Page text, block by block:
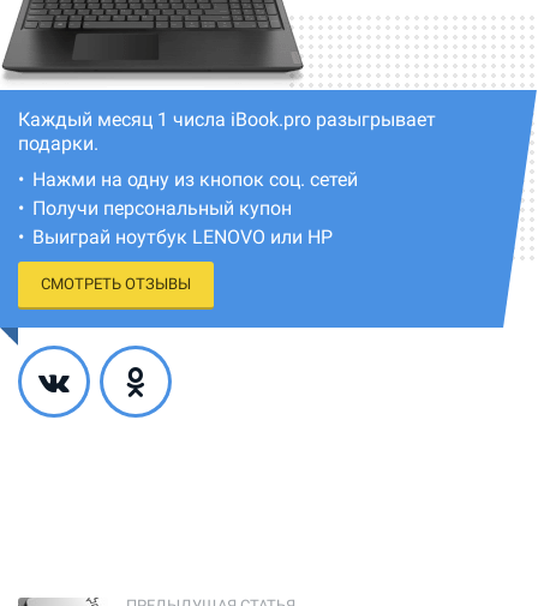
Каждый месяц 1 числа iBook.pro разыгрывает
подарки.
Нажми на одну из кнопок соц. сетей
Получи персональный купон
Выиграй ноутбук LENOVO или HP
СМОТРЕТЬ ОТЗЫВЫ